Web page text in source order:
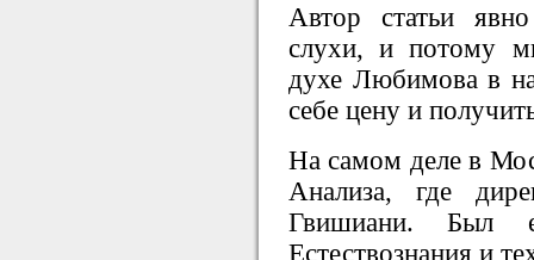
Автор статьи
слухи, и потому
духе Любимова в
себе цену и
На самом деле в
Анализа, где
Гвишиани. Был
Естествознания и